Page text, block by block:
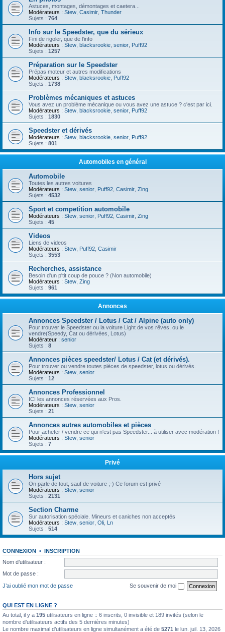
Astuces, montages, démontages et caetera...
Modérateurs : Stew Casimir Thunder
Sujets : 764
Info sur le Speedster, que du sérieux
Fini de rigoler, que de l'info
Modérateurs : Stew blacksrookie senior Puff92
Sujets : 1257
Préparation sur le Speedster
Prépas moteur et autres modifications
Modérateurs : Stew blacksrookie Puff92
Sujets : 1738
Problèmes mécaniques et astuces
Vous avez un problème mécanique ou vous avez une astuce ? c'est par ici.
Modérateurs : Stew blacksrookie senior Puff92
Sujets : 1830
Speedster et dérivés
Modérateurs : Stew blacksrookie senior Puff92
Sujets : 801
Automobiles en général
Automobile
Toutes les autres voitures
Modérateurs : Stew senior Puff92 Casimir Zing
Sujets : 4532
Sport et competition automobile
Modérateurs : Stew senior Puff92 Casimir Zing
Sujets : 45
Videos
Liens de videos
Modérateurs : Stew Puff92 Casimir
Sujets : 3553
Recherches, assistance
Besoin d'un p'tit coup de pouce ? (Non automobile)
Modérateurs : Stew Zing
Sujets : 961
Annonces
Annonces Speedster / Lotus / Cat / Alpine (auto only)
Pour trouver le Speedster ou la voiture Light de vos rêves, ou le
vendre(Speedy, Cat ou dérivées, Lotus)
Modérateur : senior
Sujets : 8
Annonces pièces speedster/ Lotus / Cat (et dérivés).
Pour trouver ou vendre toutes pièces de speedster, lotus ou dérivés.
Modérateurs : Stew senior
Sujets : 12
Annonces Professionnel
ICI les annonces réservées aux Pros.
Modérateurs : Stew senior
Sujets : 21
Annonces autres automobiles et pièces
Pour acheter / vendre ce qui n'est pas Speedster... à utiliser avec modération !
Modérateurs : Stew senior
Sujets : 7
Privé
Hors sujet
On parle de tout, sauf de voiture ;-) Ce forum est privé
Modérateurs : Stew senior
Sujets : 2131
Section Charme
Sur autorisation spéciale. Mineurs et caniches non acceptés
Modérateurs : Stew senior Oli Ln
Sujets : 514
CONNEXION • INSCRIPTION
Nom d’utilisateur :
Mot de passe :
J’ai oublié mon mot de passe
Se souvenir de moi
QUI EST EN LIGNE ?
Au total, il y a 195 utilisateurs en ligne :: 6 inscrits, 0 invisible et 189 invités (selon le
nombre d’utilisateurs actifs des 5 dernières minutes)
Le nombre maximal d’utilisateurs en ligne simultanément a été de 5271 le lun. juil. 13, 2026